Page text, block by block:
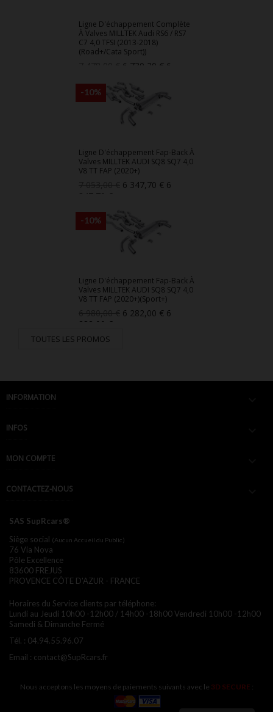
Ligne D'échappement Complète
À Valves MILLTEK Audi RS6 / RS7
C7 4,0 TFSI (2013-2018)
(Road+/Cata Sport))
base
Prix
6 730,20 € 6
Ligne D'échappement Fap-Back À
Valves MILLTEK AUDI SQ8 SQ7 4,0
V8 TT FAP (2020+)
de
Prix
6 347,70 € 6
347,70 €
-10%
Ligne D'échappement Fap-Back À
Valves MILLTEK AUDI SQ8 SQ7 4,0
V8 TT FAP (2020+)(Sport+)
de
base
Prix
6 282,00 € 6
282,00 €
-10%
TOUTES LES PROMOS
INFORMATION
INFOS
MON COMPTE
CONTACTEZ-NOUS
SAS SupRcars®
Siège social (Aucun Accueil du Public)
76 Via Nova
Pôle Excellence
83600 FREJUS
PROVENCE CÔTE D'AZUR - FRANCE
Horaires du Service clients par téléphone:
Lundi au Jeudi 10h00 -12h00 / 14h00 -18h00Vendredi 10h00 -12h00
Samedi & Dimanche Fermé
Tél. : 04.94.55.96.07
Email : contact@SupRcars.fr
Nous acceptons les moyens de paiements suivants avec le 3D SECURE :